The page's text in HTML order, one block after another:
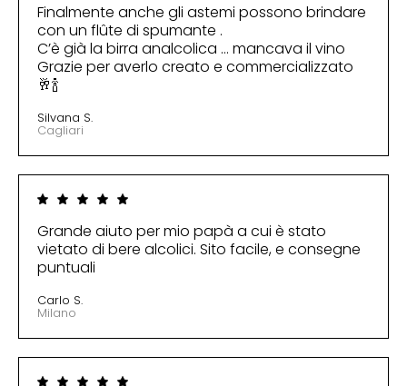
Finalmente anche gli astemi possono brindare
con un flûte di spumante .
C’è già la birra analcolica … mancava il vino
Grazie per averlo creato e commercializzato
🥂🍾
Silvana S.
Cagliari
Grande aiuto per mio papà a cui è stato
vietato di bere alcolici. Sito facile, e consegne
puntuali
Carlo S.
Milano